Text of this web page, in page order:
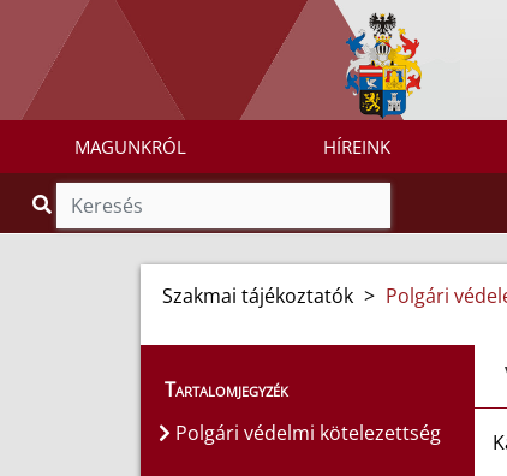
MAGUNKRÓL HÍREINK
Szakmai tájékoztatók > Polgári
Tartalomjegyzék
Polgári védelmi kötelezettség